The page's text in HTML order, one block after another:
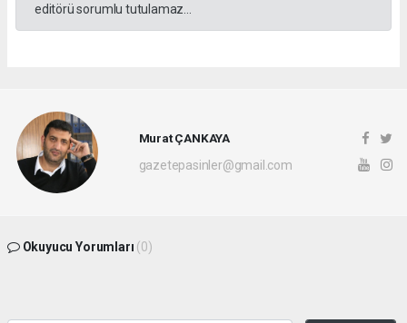
editörü sorumlu tutulamaz...
Murat ÇANKAYA
gazetepasinler@gmail.com
Okuyucu Yorumları (0)